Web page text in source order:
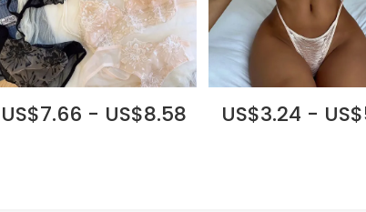
US$7.66 - US$8.58 US$3.24 -